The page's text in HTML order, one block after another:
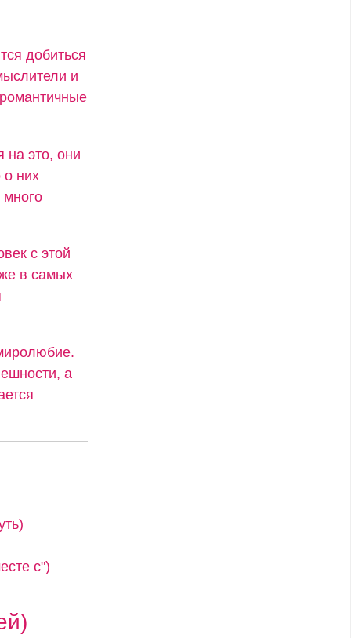
добиться
и
на это, они
о них
с этой
в самых
а
с")